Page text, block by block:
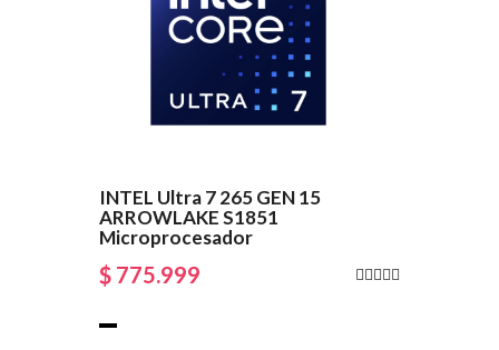
INTEL Ultra 7 265 GEN 15
ARROWLAKE S1851
Microprocesador
$ 775.999